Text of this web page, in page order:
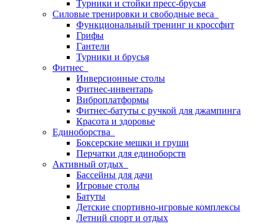
Турники и стойки пресс-брусья
Силовые тренировки и свободные веса
Функциональный тренинг и кроссфит
Грифы
Гантели
Турники и брусья
Фитнес
Инверсионные столы
Фитнес-инвентарь
Виброплатформы
Фитнес-батуты с ручкой для джампинга
Красота и здоровье
Единоборства
Боксерские мешки и груши
Перчатки для единоборств
Активный отдых
Бассейны для дачи
Игровые столы
Батуты
Детские спортивно-игровые комплексы
Летний спорт и отдых